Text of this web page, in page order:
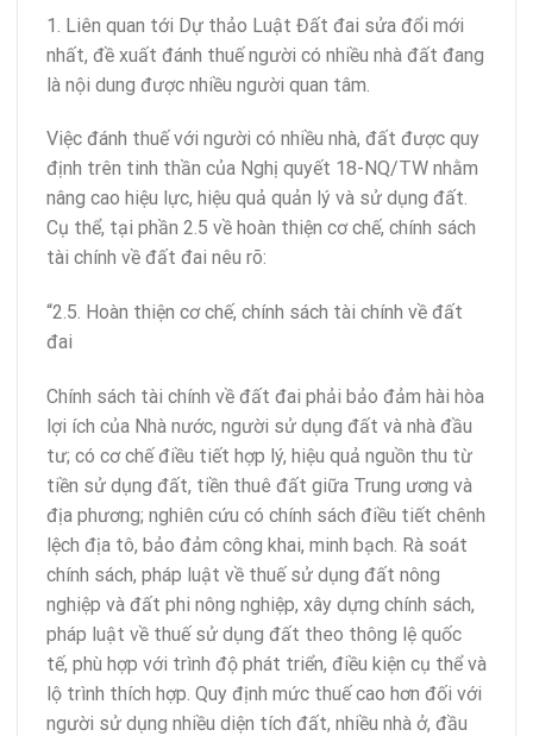
1. Liên quan tới Dự thảo Luật Đất đai sửa đổi mới
nhất, đề xuất đánh thuế người có nhiều nhà đất đang
là nội dung được nhiều người quan tâm.
Việc đánh thuế với người có nhiều nhà, đất được quy
định trên tinh thần của Nghị quyết 18-NQ/TW nhằm
nâng cao hiệu lực, hiệu quả quản lý và sử dụng đất.
Cụ thể, tại phần 2.5 về hoàn thiện cơ chế, chính sách
tài chính về đất đai nêu rõ:
“2.5. Hoàn thiện cơ chế, chính sách tài chính về đất
đai
Chính sách tài chính về đất đai phải bảo đảm hài hòa
lợi ích của Nhà nước, người sử dụng đất và nhà đầu
tư; có cơ chế điều tiết hợp lý, hiệu quả nguồn thu từ
tiền sử dụng đất, tiền thuê đất giữa Trung ương và
địa phương; nghiên cứu có chính sách điều tiết chênh
lệch địa tô, bảo đảm công khai, minh bạch. Rà soát
chính sách, pháp luật về thuế sử dụng đất nông
nghiệp và đất phi nông nghiệp, xây dựng chính sách,
pháp luật về thuế sử dụng đất theo thông lệ quốc
tế, phù hợp với trình độ phát triển, điều kiện cụ thể và
lộ trình thích hợp. Quy định mức thuế cao hơn đối với
người sử dụng nhiều diện tích đất, nhiều nhà ở, đầu